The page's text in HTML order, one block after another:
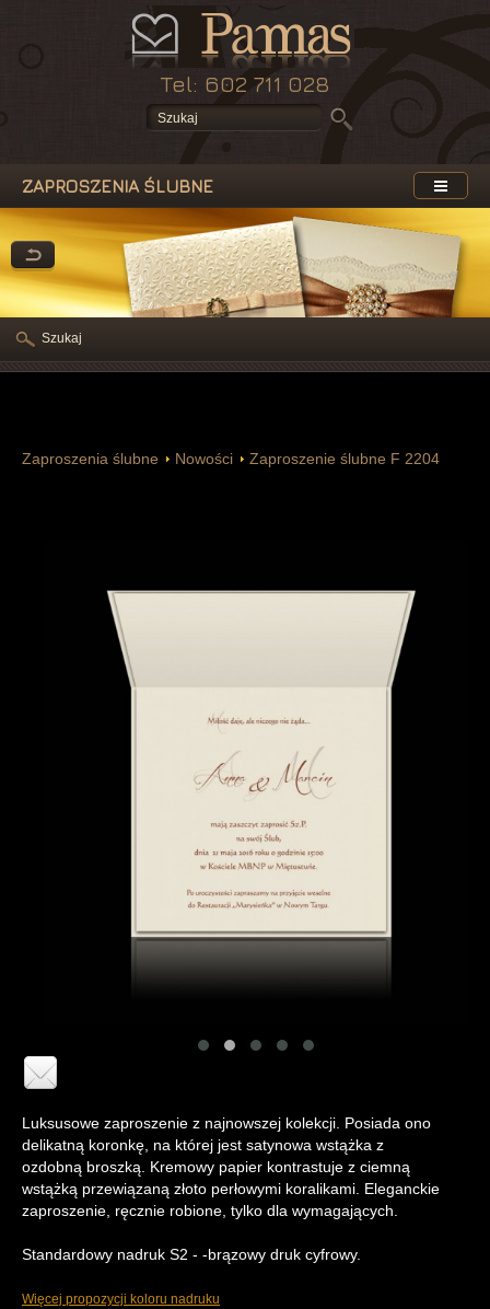
Tel: 602 711 028
ZAPROSZENIA ŚLUBNE
Zaproszenia ślubne Nowości Zaproszenie ślubne F 2204
Luksusowe zaproszenie z najnowszej kolekcji. Posiada ono
delikatną koronkę, na której jest satynowa wstążka z
ozdobną broszką. Kremowy papier kontrastuje z ciemną
wstążką przewiązaną złoto perłowymi koralikami. Eleganckie
zaproszenie, ręcznie robione, tylko dla wymagających.
Standardowy nadruk S2 - -brązowy druk cyfrowy.
Więcej propozycji koloru nadruku
Szukaj